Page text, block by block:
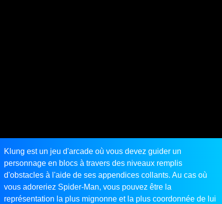
Klung est un jeu d'arcade où vous devez guider un
personnage en blocs à travers des niveaux remplis
d'obstacles à l'aide de ses appendices collants. Au cas où
vous adoreriez Spider-Man, vous pouvez être la
représentation la plus mignonne et la plus coordonnée de lui